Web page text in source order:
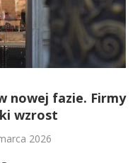
nowej fazie. Firmy
wzrost
2026